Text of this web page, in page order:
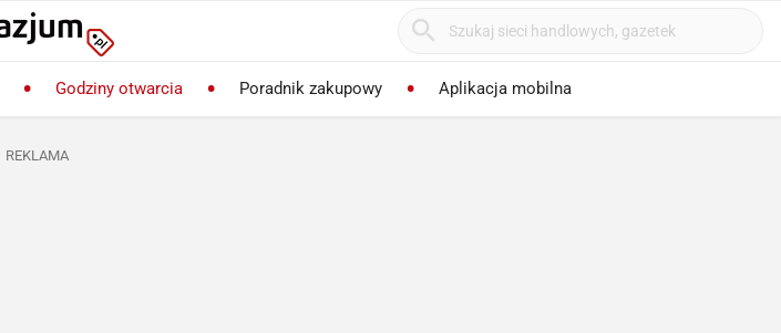
Godziny otwarcia Poradnik zakupowy Aplikacja mobilna
REKLAMA